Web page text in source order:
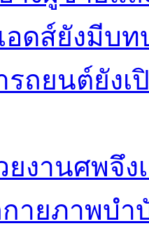
อดส์ยังมีบ
รถยนต์ยัง
ยงานศพจึ
ายภาพบำ